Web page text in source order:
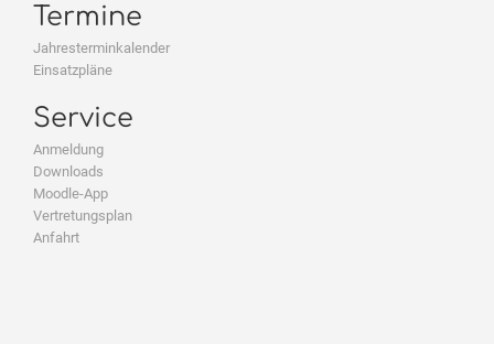
Termine
Jahresterminkalender
Einsatzpläne
Service
Anmeldung
Downloads
Moodle-App
Vertretungsplan
Anfahrt